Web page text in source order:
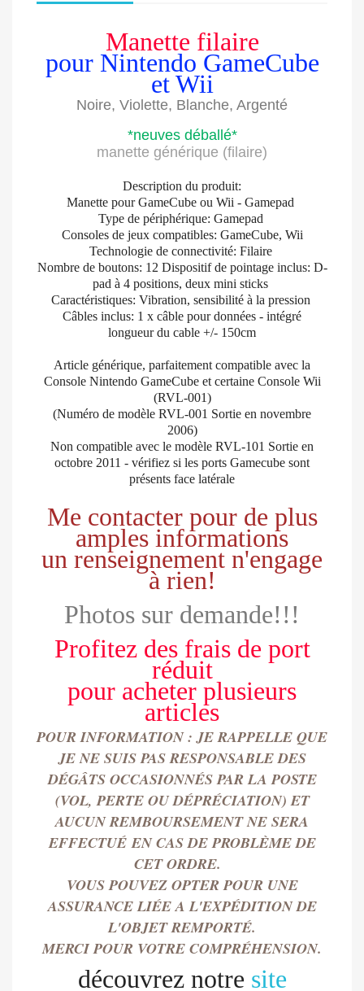
Manette filaire
pour Nintendo GameCube
et Wii
Noire, Violette, Blanche, Argenté
*neuves déballé*
manette générique (filaire)
Description du produit:
Manette pour GameCube ou Wii - Gamepad
Type de périphérique: Gamepad
Consoles de jeux compatibles: GameCube, Wii
Technologie de connectivité: Filaire
Nombre de boutons: 12 Dispositif de pointage inclus: D-
pad à 4 positions, deux mini sticks
Caractéristiques: Vibration, sensibilité à la pression
Câbles inclus: 1 x câble pour données - intégré
longueur du cable +/- 150cm
Article générique, parfaitement compatible avec la
Console Nintendo GameCube et certaine Console Wii
(RVL-001)
(Numéro de modèle RVL-001 Sortie en novembre
2006)
Non compatible avec le modèle RVL-101 Sortie en
octobre 2011 - vérifiez si les ports Gamecube sont
présents face latérale
Me contacter pour de plus
amples informations
un renseignement n'engage
à rien!
Photos sur demande!!!
Profitez des frais de port
réduit
pour acheter plusieurs
articles
POUR INFORMATION : JE RAPPELLE QUE
JE NE SUIS PAS RESPONSABLE DES
DÉGÂTS OCCASIONNÉS PAR LA POSTE
(VOL, PERTE OU DÉPRÉCIATION) ET
AUCUN REMBOURSEMENT NE SERA
EFFECTUÉEN CAS DE PROBLÈME DE
CET ORDRE.
VOUS POUVEZ OPTER POUR UNE
ASSURANCE LIÉE A L'EXPÉDITION DE
L'OBJET REMPORTÉ.
MERCI POUR VOTRE COMPRÉHENSION.
découvrez notre site